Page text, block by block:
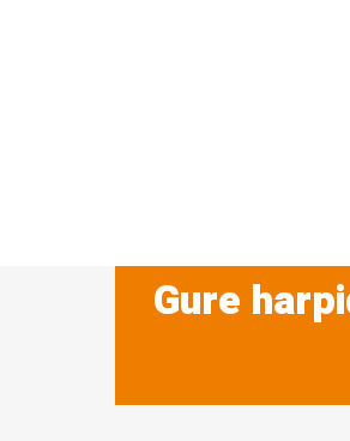
Gure